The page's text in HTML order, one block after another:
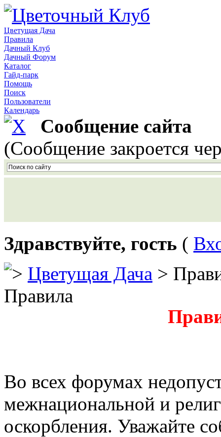
Цветущая Дача
Правила
Дачный Клуб
Дачный Форум
Каталог
Гайд-парк
Помощь
Поиск
Пользователи
Календарь
Сообщение сайта
(Сообщение закроется
Здравствуйте, гость (
Цветущая Дача >
Правила
Во всех форумах
межнациональной и
оскорбления. Уважайте